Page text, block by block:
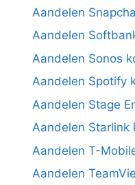
Aandelen
Aandelen
Aandelen Sonos
Aandelen Spotify
Aandelen Stage
Aandelen Starlink
Aandelen T-
Aandelen